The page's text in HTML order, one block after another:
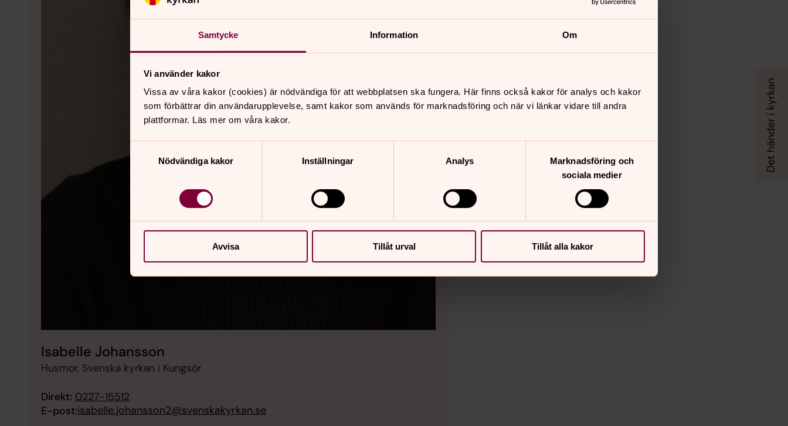
Samtycke Information Om
Vi använder kakor
Vissa av våra kakor (cookies) är nödvändiga för att webbplatsen ska fungera. Här finns också kakor för analys och kakor
som förbättrar din användarupplevelse, samt kakor som används för marknadsföring och när vi länkar vidare till andra
plattformar. Läs mer om våra kakor.
Nödvändiga kakor
Inställningar Analys
Marknadsföring och
sociala medier
Avvisa Tillåt urval Tillåt alla kakor
Isabelle Johansson
Husmor, Svenska kyrkan i Kungsör
Direkt: 0227-15512
E-post:isabelle.johansson2@svenskakyrkan.se